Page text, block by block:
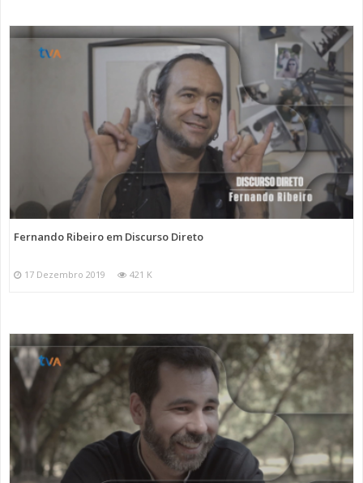
Fernando Ribeiro em Discurso Direto
17 Dezembro 2019 421 K